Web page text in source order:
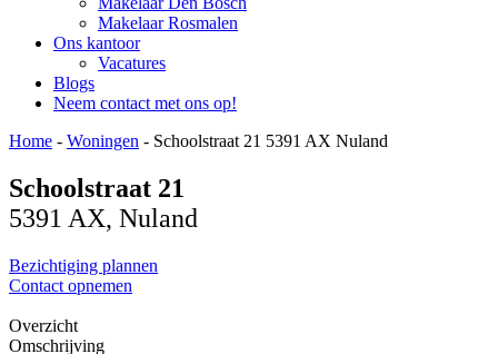
Makelaar Rosmalen
Ons kantoor
Vacatures
Blogs
Neem contact met ons op!
Home - Woningen - Schoolstraat 21 5391 AX Nuland
Schoolstraat 21
5391 AX, Nuland
Bezichtiging plannen
Contact opnemen
Overzicht
Omschrijving